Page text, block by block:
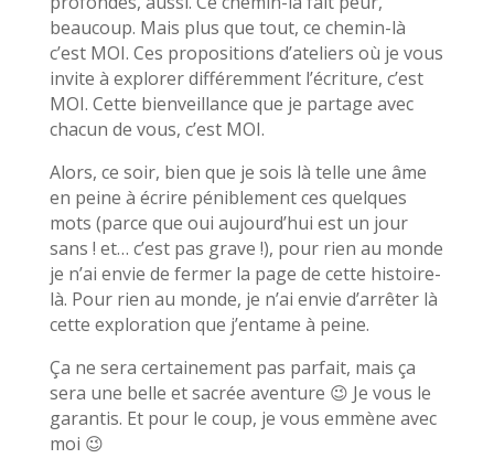
beaucoup. Mais plus que tout, ce chemin-là
c’est MOI. Ces propositions d’ateliers où je vous
invite à explorer différemment l’écriture, c’est
MOI. Cette bienveillance que je partage avec
chacun de vous, c’est MOI.
Alors, ce soir, bien que je sois là telle une âme
en peine à écrire péniblement ces quelques
mots (parce que oui aujourd’hui est un jour
sans ! et… c’est pas grave !), pour rien au monde
je n’ai envie de fermer la page de cette histoire-
là. Pour rien au monde, je n’ai envie d’arrêter là
cette exploration que j’entame à peine.
Ça ne sera certainement pas parfait, mais ça
sera une belle et sacrée aventure 😉 Je vous le
garantis. Et pour le coup, je vous emmène avec
moi 😉